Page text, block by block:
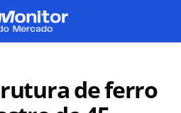
de ferro